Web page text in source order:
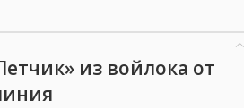
из войлока от